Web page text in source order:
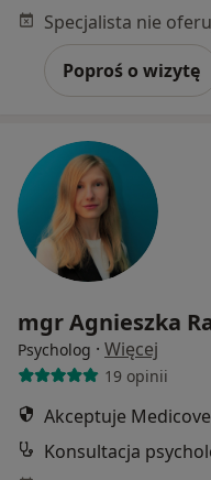
Poproś o wizytę
mgr Agnieszka
Psycholog · Więcej
19 opinii
Akceptuje
Konsultacja